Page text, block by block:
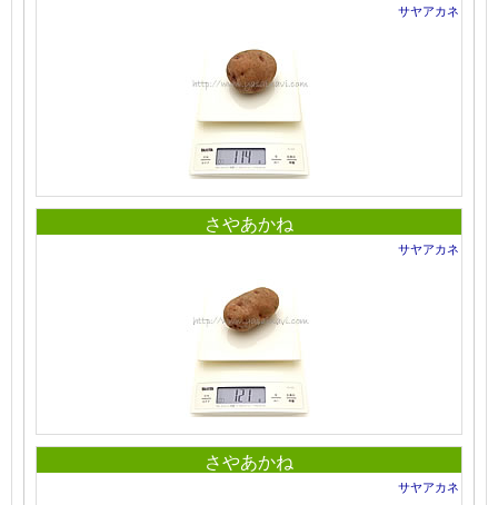
サヤアカネ
さやあかね
サヤアカネ
さやあかね
サヤアカネ